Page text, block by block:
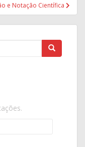
e Notação Científica